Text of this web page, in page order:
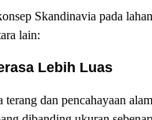
Skandinavia pada
lain:
Lebih Luas
dan pencahayaan